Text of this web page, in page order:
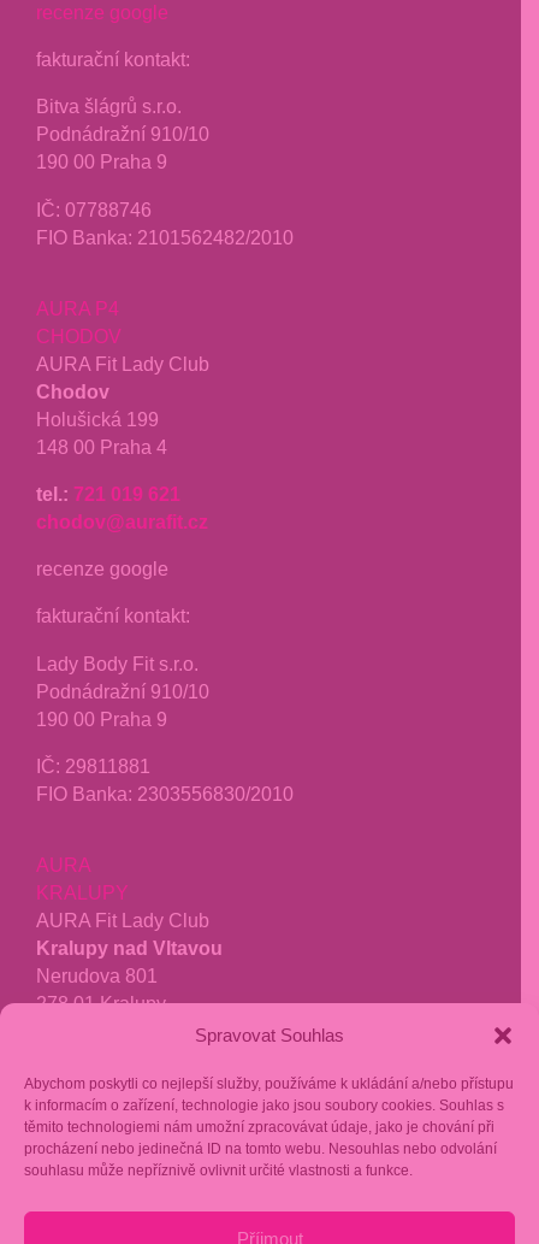
Spravovat Souhlas
Abychom poskytli co nejlepší služby, používáme k ukládání a/nebo přístupu
k informacím o zařízení, technologie jako jsou soubory cookies. Souhlas s
těmito technologiemi nám umožní zpracovávat údaje, jako je chování při
procházení nebo jedinečná ID na tomto webu. Nesouhlas nebo odvolání
souhlasu může nepříznivě ovlivnit určité vlastnosti a funkce.
Příjmout
recenze google
fakturační kontakt:
Bitva šlágrů s.r.o.
Podnádražní 910/10
190 00 Praha 9
IČ: 07788746
FIO Banka: 2101562482/2010
AURA P4
CHODOV
AURA Fit Lady Club
Chodov
Holušická 199
148 00 Praha 4
tel.: 721 019 621
chodov@aurafit.cz
recenze google
fakturační kontakt:
Lady Body Fit s.r.o.
Podnádražní 910/10
190 00 Praha 9
IČ: 29811881
FIO Banka: 2303556830/2010
AURA
KRALUPY
AURA Fit Lady Club
Kralupy nad Vltavou
Nerudova 801
278 01 Kralupy
kralupy@aurafit.cz
recenze google
fakturační kontakt: